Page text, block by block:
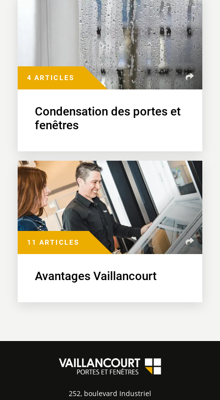
4 ARTICLES
Condensation des portes et
fenêtres
11 ARTICLES
Avantages Vaillancourt
252, boulevard Industriel